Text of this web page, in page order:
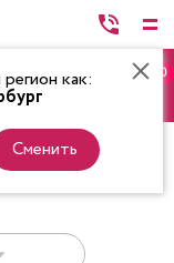
как:
Сменить
0
НИТКИ